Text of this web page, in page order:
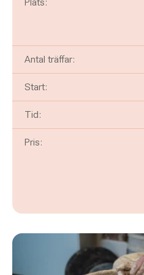
Antal träffar:
Start:
Tid:
Pris: